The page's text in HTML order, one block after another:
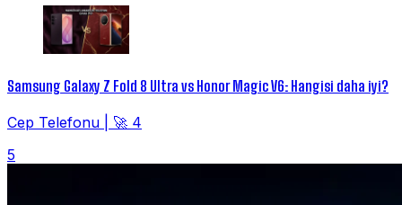
Samsung Galaxy Z Fold 8 Ultra vs Honor Magic V6: Hangisi daha iyi?
Cep Telefonu
🚀 4
5